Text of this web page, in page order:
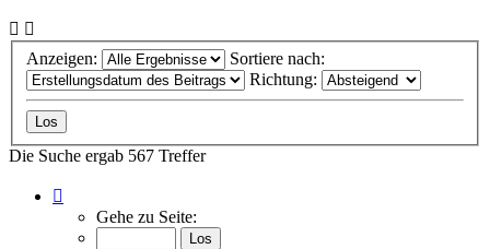
Anzeigen:
Sortiere nach:
Richtung:
Die Suche ergab 567 Treffer
von
Gehe zu Seite: